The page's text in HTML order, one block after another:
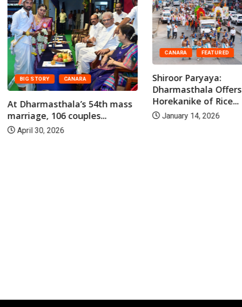
BIG STORY CANARA
At Dharmasthala’s 54th mass
marriage, 106 couples...
April 30, 2026
CANARA FEATURED
Shiroor Paryaya:
Dharmasthala Offers
Horekanike of Rice...
January 14, 2026